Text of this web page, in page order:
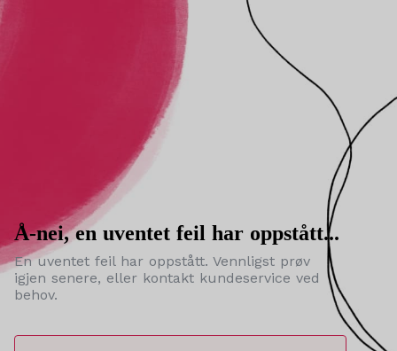
Å-nei, en uventet feil har oppstått...
En uventet feil har oppstått. Vennligst prøv
igjen senere, eller kontakt kundeservice ved
behov.